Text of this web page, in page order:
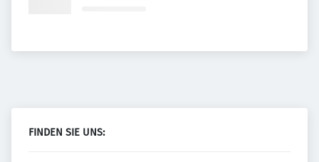
FINDEN SIE UNS: